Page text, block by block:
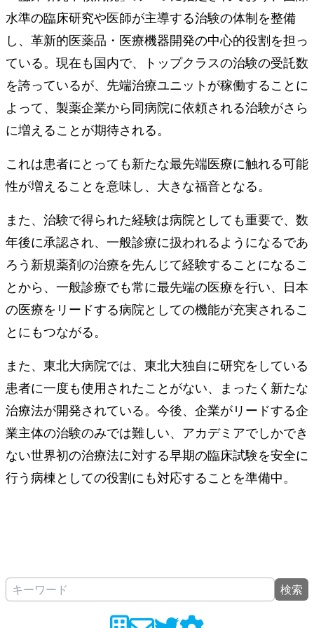
水準の臨床研究や医師が主導する治験の体制を整備
し、革新的医薬品・医療機器開発の中心的役割を担っ
ている。現在も国内で、トップクラスの治験の受託数
を誇っているが、先端治療ユニットが稼働することに
よって、製薬企業から同病院に依頼される治験がさら
に増えることが期待される。
これは患者にとっても新たな最先端医療に触れる可能
性が増えることを意味し、大きな福音となる。
また、治験で得られた経験は病院としても重要で、数
年後に承認され、一般診療に扱われるようになるであ
ろう新規薬剤の治療を先んじて経験することになるこ
とから、一般診療でも常に最先端の医療を行い、日本
の医療をリードする病院としての機能が充実されるこ
とにもつながる。
また、東北大病院では、東北大独自に研究をしている
患者に一度も使用されたことがない、まったく新たな
治療法が開発されている。今後、企業がリードする企
業主体の治験のみでは難しい、アカデミアでしかでき
ない世界初の治療法に対する早期の臨床試験を安全に
行う病棟としての役割にも対応することを準備中。
検索